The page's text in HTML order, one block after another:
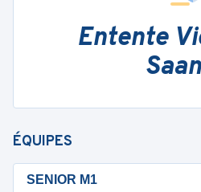
Entente
ÉQUIPES
SENIOR M1